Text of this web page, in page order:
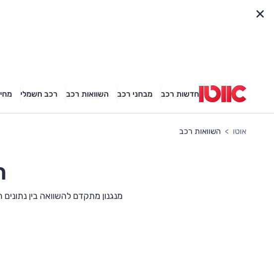
חדשות רכב מבחני רכב השוואות רכב רכב חשמלי
אוטו השוואות רכב
מנגנון מתקדם להשוואה בין